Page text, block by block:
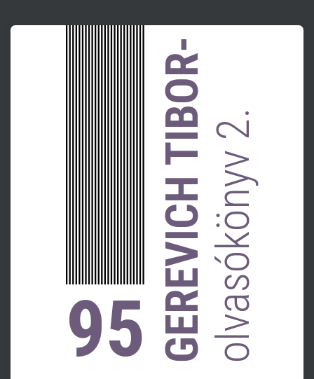
95 GEREVICH TIBOR-olvasókönyv 2.